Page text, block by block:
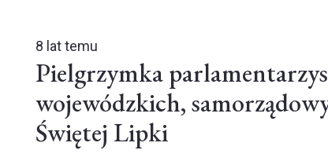
8 lat temu
Pielgrzymka
wojewódzkich,
Świętej Lipki